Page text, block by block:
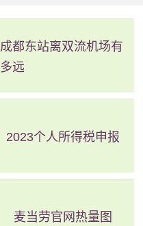
成都东站离双流机场有
多远
2023个人所得税申报
麦当劳官网热量图